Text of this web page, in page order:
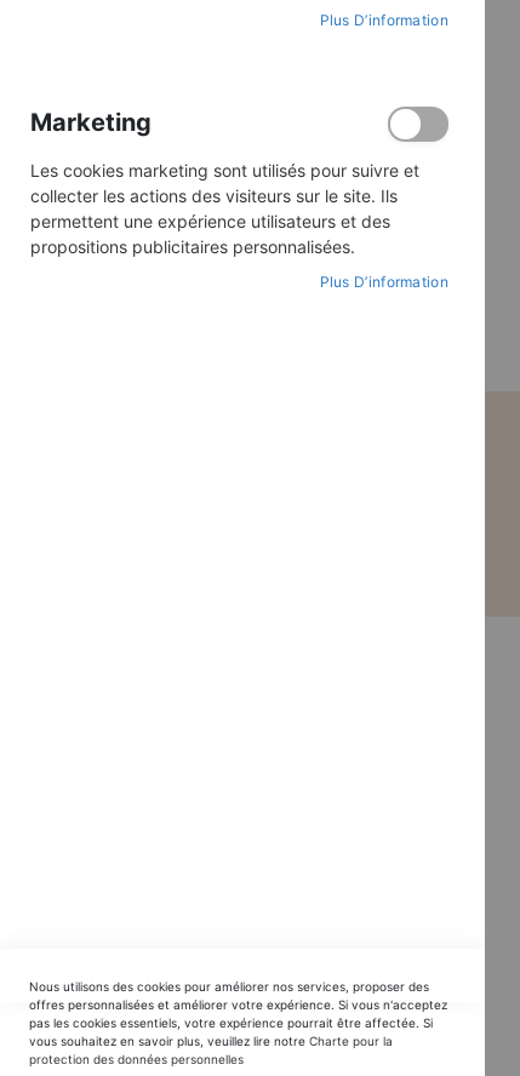
Horaires SAV :
du Lundi au Jeudi : 9h30 -12h30 / 14h - 17h30
Vendredi : 9h30 - 12h30 / 14h - 16h00
Plus D’information
Marketing
Les cookies marketing sont utilisés pour suivre et
collecter les actions des visiteurs sur le site. Ils
permettent une expérience utilisateurs et des
propositions publicitaires personnalisées.
Plus D’information
Nous utilisons des cookies pour améliorer nos services, proposer des
offres personnalisées et améliorer votre expérience. Si vous n'acceptez
pas les cookies essentiels, votre expérience pourrait être affectée. Si
vous souhaitez en savoir plus, veuillez lire notre Charte pour la
protection des données personnelles